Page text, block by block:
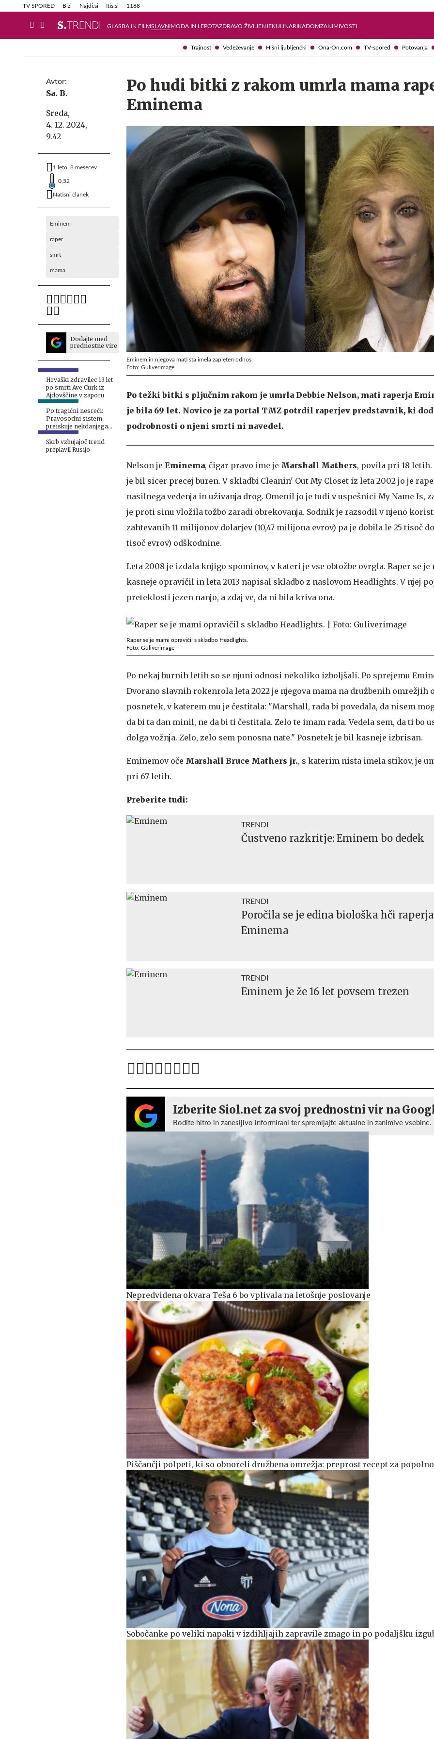
Trajnost Vedeževanje Hišni ljubljenčki Ona-On.com TV-spored Potovanja
TV SPORED Bizi Najdi.si Itis.si 1188
GLASBA IN FILMSLAVNIMODA IN LEPOTAZDRAVO ŽIVLJENJEKULINARIKADOMZANIMIVOSTI
Info in obvestila Tehnik
Avtor:
Sa. B.
Sreda,
4. 12. 2024,
9.42
1 leto, 8 mesecev
0,52
Natisni članek
Eminem
raper
smrt
mama
Dodajte med
prednostne vire
Hrvaški zdravilec 13 let
po smrti Ave Curk iz
Ajdovščine v zaporu
Po tragični nesreči:
Pravosodni sistem
preiskuje nekdanjega
smučarskega asa
Skrb vzbujajoč trend
preplavil Rusijo
Po hudi bitki z rakom umrla mama
Eminema
Eminem in njegova mati sta imela zapleten odnos.
Foto: Guliverimage
Po težki bitki s pljučnim rakom je umrla Debbie Nelson, mati raperja
je bila 69 let. Novico je za portal TMZ potrdil raperjev predstavnik, ki
podrobnosti o njeni smrti ni navedel.
Nelson je Eminema, čigar pravo ime je Marshall Mathers, povila pri 18 letih.
je bil sicer precej buren. V skladbi Cleanin' Out My Closet iz leta 2002 jo je
nasilnega vedenja in uživanja drog. Omenil jo je tudi v uspešnici My Name Is,
je proti sinu vložila tožbo zaradi obrekovanja. Sodnik je razsodil v njeno
zahtevanih 11 milijonov dolarjev (10,47 milijona evrov) pa je dobila le 25 tisoč
tisoč evrov) odškodnine.
Leta 2008 je izdala knjigo spominov, v kateri je vse obtožbe ovrgla. Raper se je
kasneje opravičil in leta 2013 napisal skladbo z naslovom Headlights. V njej
preteklosti jezen nanjo, a zdaj ve, da ni bila kriva ona.
Raper se je mami opravičil s skladbo Headlights.
Foto: Guliverimage
Po nekaj burnih letih so se njuni odnosi nekoliko izboljšali. Po sprejemu
Dvorano slavnih rokenrola leta 2022 je njegova mama na družbenih omrežjih
posnetek, v katerem mu je čestitala: "Marshall, rada bi povedala, da nisem
da bi ta dan minil, ne da bi ti čestitala. Zelo te imam rada. Vedela sem, da ti bo
dolga vožnja. Zelo, zelo sem ponosna nate." Posnetek je bil kasneje izbrisan.
Eminemov oče Marshall Bruce Mathers jr., s katerim nista imela stikov, je
pri 67 letih.
Preberite tudi:
TRENDI
Čustveno razkritje: Eminem bo dedek
TRENDI
Poročila se je edina biološka hči raperja
Eminema
TRENDI
Eminem je že 16 let povsem trezen
Izberite Siol.net za svoj prednostni vir na
Bodite hitro in zanesljivo informirani ter spremljajte aktualne in zanimive vsebine.
Nepredvidena okvara Teša 6 bo vplivala na letošnje poslovanje
Piščančji polpeti, ki so obnoreli družbena omrežja: preprost recept za
Sobočanke po veliki napaki v izdihljajih zapravile zmago in po podaljšku